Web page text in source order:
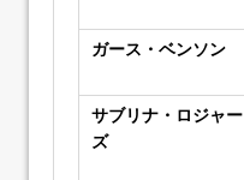
ガース・ベンソン
サブリナ・ロジャー
ズ